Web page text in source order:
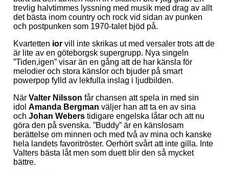
trevlig halvtimmes lyssning med musik med drag av allt
det bästa inom country och rock vid sidan av punken
och postpunken som 1970-talet bjöd på.
Kvartetten iorvill inte skrikas ut med versaler trots att de
är lite av en göteborgsk supergrupp. Nya singeln
”Tiden,igen” visar än en gång att de har känsla för
melodier och stora känslor och bjuder på smart
powerpop fylld av lekfulla inslag i ljudbilden.
När Valter Nilsson får chansen att spela in med sin
idol Amanda Bergman väljer han att ta en av sina
och Johan Weberstidigare engelska låtar och att nu
göra den på svenska. ”Buddy” är en känslosam
berättelse om minnen och med två av mina och kanske
hela landets favoritröster. Oerhört svårt att inte gilla. Inte
Valters bästa låt men som duett blir den så mycket
bättre.